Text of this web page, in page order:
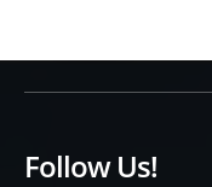
Follow Us!